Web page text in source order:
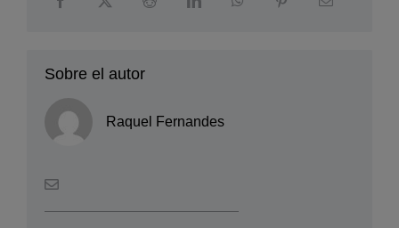
Sobre el autor
Raquel Fernandes